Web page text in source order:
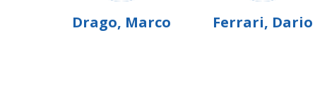
Drago, Marco Ferrari, Dario